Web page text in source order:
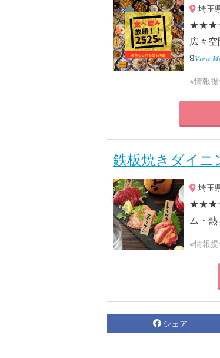
埼玉
広々
9View
※情報
鉄板焼きダイニ
埼玉
ム・
※情報
シェア